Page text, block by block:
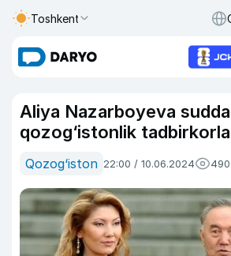
Toshkent
Aliya Nazarboyeva sudda
qozog‘istonlik
Qozog‘iston 22:00 / 10.06.2024